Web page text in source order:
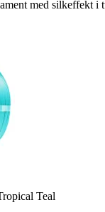
med silkeffekt i
Teal